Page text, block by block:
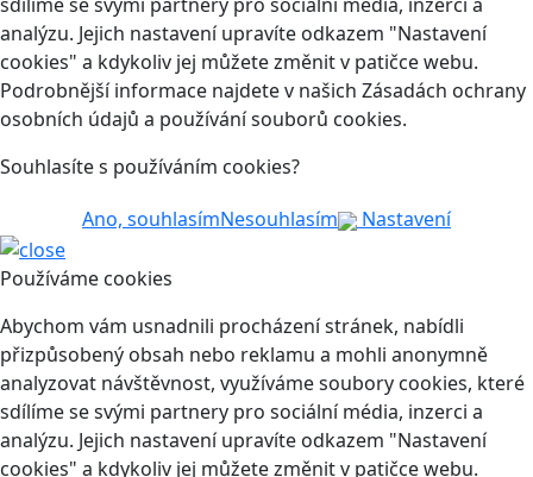
analýzu. Jejich nastavení upravíte odkazem "Nastavení
cookies" a kdykoliv jej můžete změnit v patičce webu.
Podrobnější informace najdete v našich Zásadách ochrany
osobních údajů a používání souborů cookies.
Souhlasíte s používáním cookies?
Ano, souhlasímNesouhlasím Nastavení
Používáme cookies
Abychom vám usnadnili procházení stránek, nabídli
přizpůsobený obsah nebo reklamu a mohli anonymně
analyzovat návštěvnost, využíváme soubory cookies, které
sdílíme se svými partnery pro sociální média, inzerci a
analýzu. Jejich nastavení upravíte odkazem "Nastavení
cookies" a kdykoliv jej můžete změnit v patičce webu.